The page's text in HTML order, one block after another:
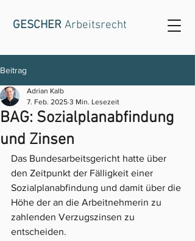
GESCHER Arbeitsrecht
Beitrag
BAG: Sozialplanabfindung
und Zinsen
Adrian Kalb
7. Feb. 2025 3 Min. Lesezeit
Das Bundesarbeitsgericht hatte über
den Zeitpunkt der Fälligkeit einer
Sozialplanabfindung und damit über die
Höhe der an die Arbeitnehmerin zu
zahlenden Verzugszinsen zu
entscheiden.